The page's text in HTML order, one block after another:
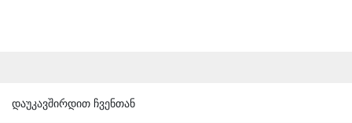
დაუკავშირდით ჩვენთან